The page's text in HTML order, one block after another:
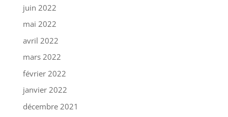
juin 2022
mai 2022
avril 2022
mars 2022
février 2022
janvier 2022
décembre 2021